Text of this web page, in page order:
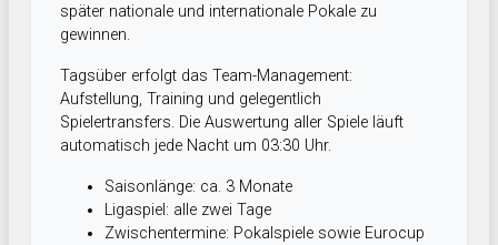
später nationale und internationale Pokale zu
gewinnen.
Tagsüber erfolgt das Team-Management:
Aufstellung, Training und gelegentlich
Spielertransfers. Die Auswertung aller Spiele läuft
automatisch jede Nacht um 03:30 Uhr.
Saisonlänge: ca. 3 Monate
Ligaspiel: alle zwei Tage
Zwischentermine: Pokalspiele sowie Eurocup